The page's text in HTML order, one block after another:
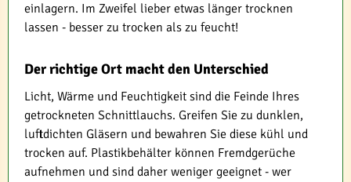
einlagern. Im Zweifel lieber etwas länger trocknen
lassen - besser zu trocken als zu feucht!
Der richtige Ort macht den Unterschied
Licht, Wärme und Feuchtigkeit sind die Feinde Ihres
getrockneten Schnittlauchs. Greifen Sie zu dunklen,
luftdichten Gläsern und bewahren Sie diese kühl und
trocken auf. Plastikbehälter können Fremdgerüche
aufnehmen und sind daher weniger geeignet - wer